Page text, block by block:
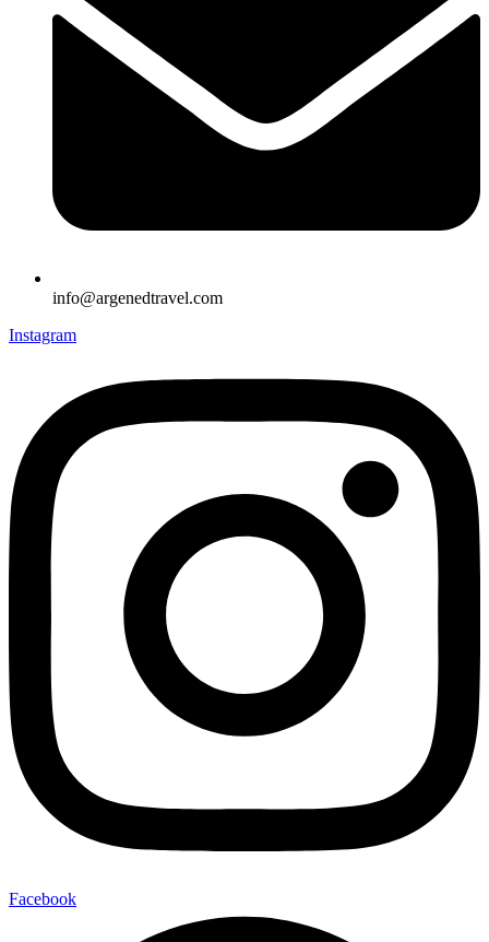
info@argenedtravel.com
Instagram
Facebook